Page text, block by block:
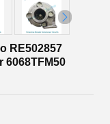
RE502857
6068TFM50